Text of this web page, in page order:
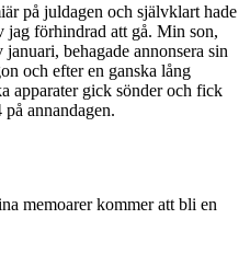
på juldagen och självklart hade
jag förhindrad att gå. Min son,
behagade annonsera sin
och efter en ganska lång
apparater gick sönder och fick
annandagen.
memoarer kommer att bli en